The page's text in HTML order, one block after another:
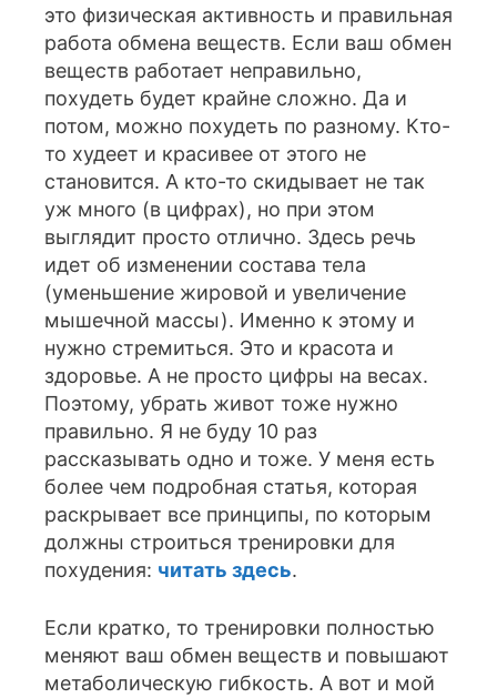
это физическая активность и правильная
работа обмена веществ. Если ваш обмен
веществ работает неправильно,
похудеть будет крайне сложно. Да и
потом, можно похудеть по разному. Кто-
то худеет и красивее от этого не
становится. А кто-то скидывает не так
уж много (в цифрах), но при этом
выглядит просто отлично. Здесь речь
идет об изменении состава тела
(уменьшение жировой и увеличение
мышечной массы). Именно к этому и
нужно стремиться. Это и красота и
здоровье. А не просто цифры на весах.
Поэтому, убрать живот тоже нужно
правильно. Я не буду 10 раз
рассказывать одно и тоже. У меня есть
более чем подробная статья, которая
раскрывает все принципы, по которым
должны строиться тренировки для
похудения: читать здесь.
Если кратко, то тренировки полностью
меняют ваш обмен веществ и повышают
метаболическую гибкость. А вот и мой